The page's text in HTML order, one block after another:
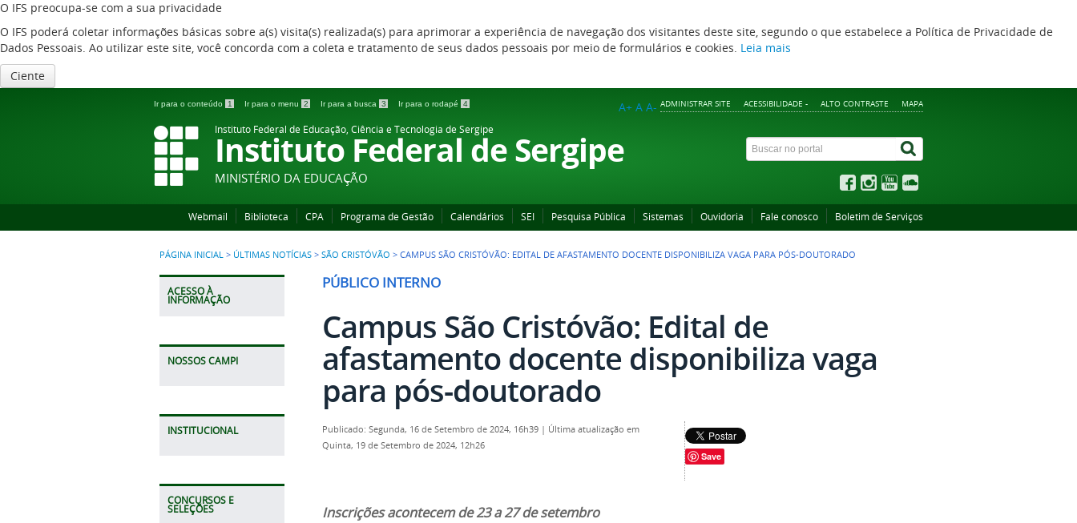
O IFS preocupa-se com a sua privacidade
O IFS poderá coletar informações básicas sobre a(s) visita(s) realizada(s) para aprimorar a experiência de navegação dos visitantes deste site, segundo o que estabelece a Política de Privacidade de
Dados Pessoais. Ao utilizar este site, você concorda com a coleta e tratamento de seus dados pessoais por meio de formulários e cookies. Leia mais
Ciente
Ir para o conteúdo 1 Ir para o menu 2 Ir para a busca 3 Ir para o rodapé 4 ADMINISTRAR SITE ACESSIBILIDADE - ALTO CONTRASTE MAPA
A+ A A-
Instituto Federal de Educação, Ciência e Tecnologia de Sergipe
Instituto Federal de Sergipe
MINISTÉRIO DA EDUCAÇÃO
Webmail Biblioteca CPA Programa de Gestão Calendários SEI Pesquisa Pública Sistemas Ouvidoria Fale conosco Boletim de Serviços
PÁGINA INICIAL > ÚLTIMAS NOTÍCIAS > SÃO CRISTÓVÃO > CAMPUS SÃO CRISTÓVÃO: EDITAL DE AFASTAMENTO DOCENTE DISPONIBILIZA VAGA PARA PÓS-DOUTORADO
ACESSO À
INFORMAÇÃO
NOSSOS CAMPI
INSTITUCIONAL
CONCURSOS E
SELEÇÕES
PÚBLICO INTERNO
Campus São Cristóvão: Edital de
afastamento docente disponibiliza vaga
para pós-doutorado
Publicado: Segunda, 16 de Setembro de 2024, 16h39 | Última atualização em
Quinta, 19 de Setembro de 2024, 12h26
Save
Inscrições acontecem de 23 a 27 de setembro